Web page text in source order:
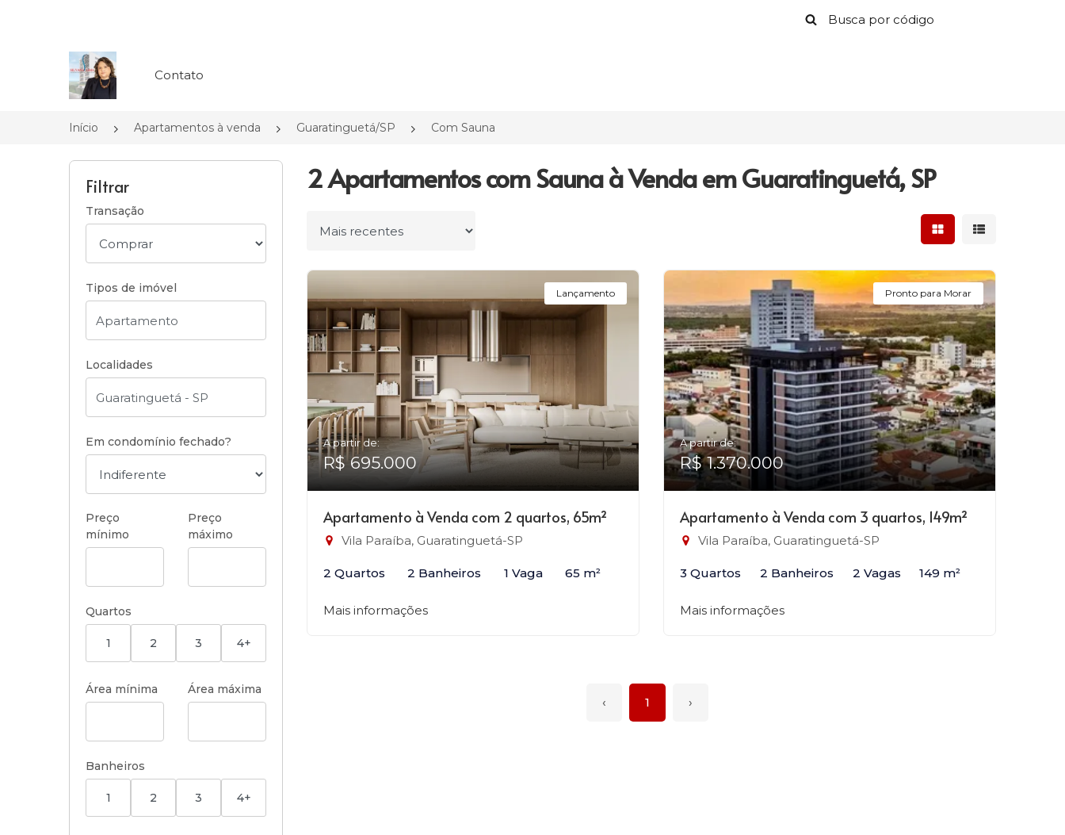
Página inicial
Contato
Início Apartamentos à venda Guaratinguetá/SP Com Sauna
Filtrar
Transação
Tipos de imóvel
Localidades
Em condomínio fechado?
Preço
mínimo
Preço
máximo
Quartos
1 2 3 4+
Área mínima Área máxima
Banheiros
1 2 3 4+
2 Apartamentos com Sauna à Venda em Guaratinguetá, SP
Ordenar por Mostrar resultados
Mostrar
Lançamento
A partir de:
R$ 695.000
Apartamento à Venda com 2 quartos, 65m²
Vila Paraíba, Guaratinguetá-SP
2 Quartos 2 Banheiros 1 Vaga 65 m²
Mais informações
Pronto para Morar
A partir de:
R$ 1.370.000
Apartamento à Venda com 3 quartos, 149m²
Vila Paraíba, Guaratinguetá-SP
3 Quartos 2 Banheiros 2 Vagas 149 m²
Mais informações
‹ 1 ›